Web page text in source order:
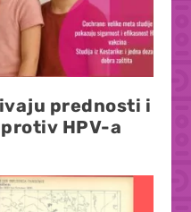
prednosti i
HPV-a